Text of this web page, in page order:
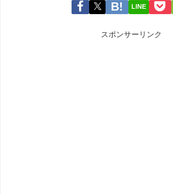
LINE
スポンサーリンク